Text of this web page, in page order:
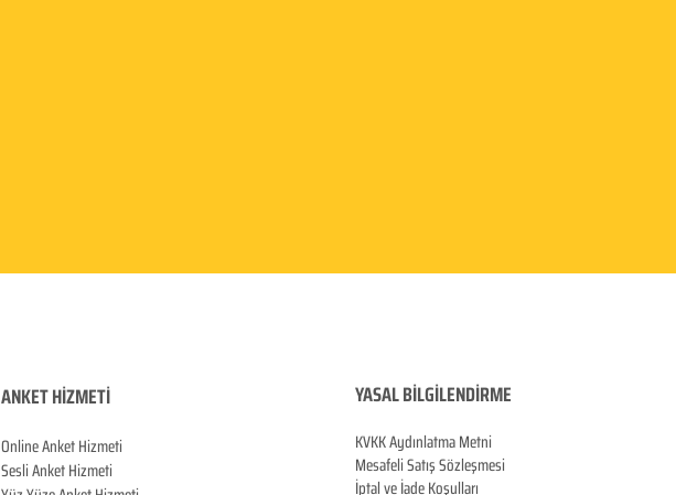
ANKET HİZMETİ
Online Anket Hizmeti
Sesli Anket Hizmeti
YASAL BİLGİLENDİRME
KVKK AydınlatmaMetni
Mesafeli Satış Sözleşmesi
İptal ve İade Koşulları